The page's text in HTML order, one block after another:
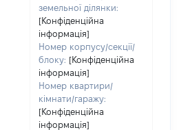
земельної ділянки:
[Конфіденційна
інформація]
Номер корпусу/секції/
блоку: [Конфіденційна
інформація]
Номер квартири/
кімнати/гаражу:
[Конфіденційна
інформація]